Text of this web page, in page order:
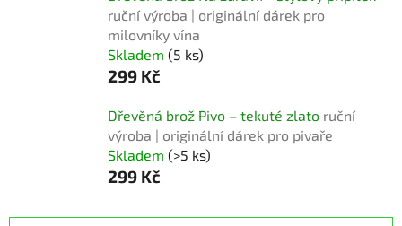
ruční výroba | originální dárek pro
milovníky vína
Skladem (5 ks)
299 Kč
Dřevěná brož Pivo – tekuté zlato ruční
výroba | originální dárek pro pivaře
Skladem (>5 ks)
299 Kč